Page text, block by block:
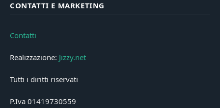
CONTATTI E MARKETING
Contatti
Realizzazione: Jizzy.net
Tutti i diritti riservati
P.Iva 01419730559